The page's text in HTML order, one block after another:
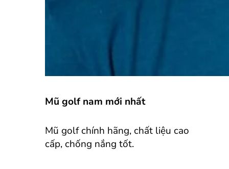
Mũ golf nam mới nhất
Mũ golf chính hãng, chất liệu cao
cấp, chống nắng tốt.